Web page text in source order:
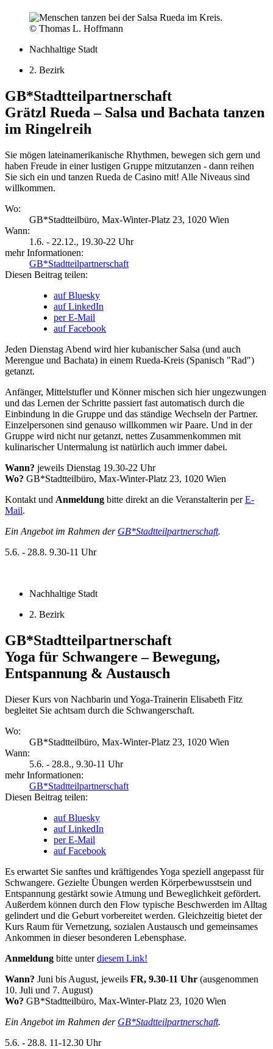
© Thomas L. Hoffmann
Nachhaltige Stadt
2. Bezirk
GB*Stadtteilpartnerschaft
Grätzl Rueda – Salsa und Bachata tanzen
im Ringelreih
Sie mögen lateinamerikanische Rhythmen, bewegen sich gern und
haben Freude in einer lustigen Gruppe mitzutanzen - dann reihen
Sie sich ein und tanzen Rueda de Casino mit! Alle Niveaus sind
willkommen.
Wo:
GB*Stadtteilbüro, Max-Winter-Platz 23, 1020 Wien
Wann:
1.6. - 22.12., 19.30-22 Uhr
mehr Informationen:
GB*Stadtteilpartnerschaft
Diesen Beitrag teilen:
auf Bluesky
auf LinkedIn
per E-Mail
auf Facebook
Jeden Dienstag Abend wird hier kubanischer Salsa (und auch
Merengue und Bachata) in einem Rueda-Kreis (Spanisch "Rad")
getanzt.
Anfänger, Mittelstufler und Könner mischen sich hier ungezwungen
und das Lernen der Schritte passiert fast automatisch durch die
Einbindung in die Gruppe und das ständige Wechseln der Partner.
Einzelpersonen sind genauso willkommen wir Paare. Und in der
Gruppe wird nicht nur getanzt, nettes Zusammenkommen mit
kulinarischer Untermalung ist natürlich auch immer dabei.
Wann? jeweils Dienstag 19.30-22 Uhr
Wo? GB*Stadtteilbüro, Max-Winter-Platz 23, 1020 Wien
Kontakt und Anmeldung bitte direkt an die Veranstalterin perE-
Mail.
Ein Angebot im Rahmen der GB*Stadtteilpartnerschaft.
5.6. - 28.8. 9.30-11 Uhr
Nachhaltige Stadt
2. Bezirk
GB*Stadtteilpartnerschaft
Yoga für Schwangere – Bewegung,
Entspannung & Austausch
Dieser Kurs von Nachbarin und Yoga-Trainerin Elisabeth Fitz
begleitet Sie achtsam durch die Schwangerschaft.
Wo:
GB*Stadtteilbüro, Max-Winter-Platz 23, 1020 Wien
Wann:
5.6. - 28.8., 9.30-11 Uhr
mehr Informationen:
GB*Stadtteilpartnerschaft
Diesen Beitrag teilen:
auf Bluesky
auf LinkedIn
per E-Mail
auf Facebook
Es erwartet Sie sanftes und kräftigendes Yoga speziell angepasst für
Schwangere. Gezielte Übungen werden Körperbewusstsein und
Entspannung gestärkt sowie Atmung und Beweglichkeit gefördert.
Außerdem können durch den Flow typische Beschwerden im Alltag
gelindert und die Geburt vorbereitet werden. Gleichzeitig bietet der
Kurs Raum für Vernetzung, sozialen Austausch und gemeinsames
Ankommen in dieser besonderen Lebensphase.
Anmeldung bitte unterdiesem Link!
Wann? Juni bis August, jeweils FR, 9.30-11 Uhr (ausgenommen
10. Juli und 7. August)
Wo? GB*Stadtteilbüro, Max-Winter-Platz 23, 1020 Wien
Ein Angebot im Rahmen der GB*Stadtteilpartnerschaft.
5.6. - 28.8. 11-12.30 Uhr